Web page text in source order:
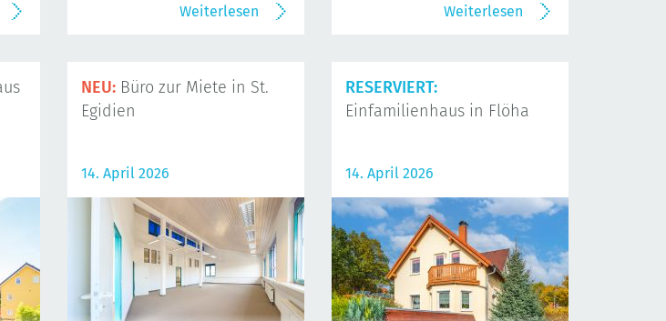
Weiterlesen Weiterlesen
NEU: Büro zur Miete in St.
Egidien
14. April 2026
RESERVIERT:
Einfamilienhaus in Flöha
14. April 2026